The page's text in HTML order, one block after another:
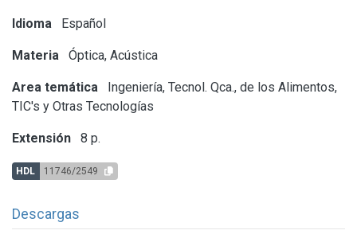
Idioma Español
Materia Óptica, Acústica
Area temática
Ingeniería, Tecnol. Qca., de los Alimentos,
TIC's y Otras Tecnologías
Extensión 8 p.
HDL 11746/2549
Descargas